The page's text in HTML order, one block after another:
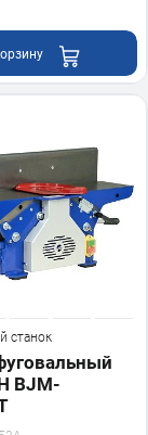
станок
BJM-